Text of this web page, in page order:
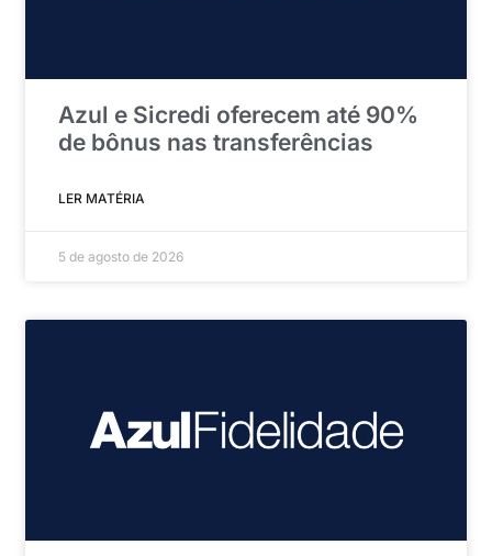
Azul e Sicredi oferecem até 90%
de bônus nas transferências
LER MATÉRIA
5 de agosto de 2026